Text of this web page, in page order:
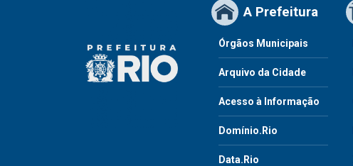
A Prefeitura
Órgãos Municipais
Arquivo da Cidade
Acesso à Informação
Domínio.Rio
Data.Rio